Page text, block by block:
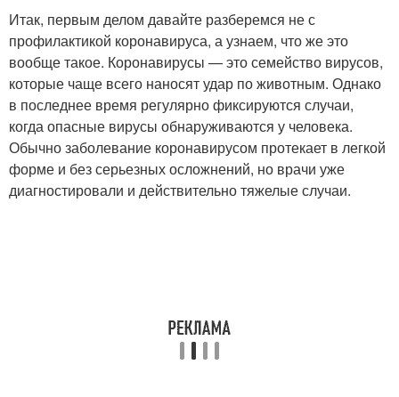
Итак, первым делом давайте разберемся не с
профилактикой коронавируса, а узнаем, что же это
вообще такое. Коронавирусы — это семейство вирусов,
которые чаще всего наносят удар по животным. Однако
в последнее время регулярно фиксируются случаи,
когда опасные вирусы обнаруживаются у человека.
Обычно заболевание коронавирусом протекает в легкой
форме и без серьезных осложнений, но врачи уже
диагностировали и действительно тяжелые случаи.